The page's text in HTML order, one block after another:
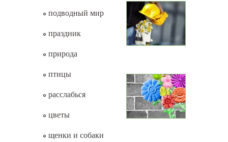
подводный мир
праздник
природа
птицы
расслабься
цветы
щенки и собаки